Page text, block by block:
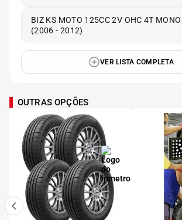
BIZ KS MOTO 125CC 2V OHC 4T
(2006 - 2012)
VER LISTA COMPLETA
OUTRAS OPÇÕES